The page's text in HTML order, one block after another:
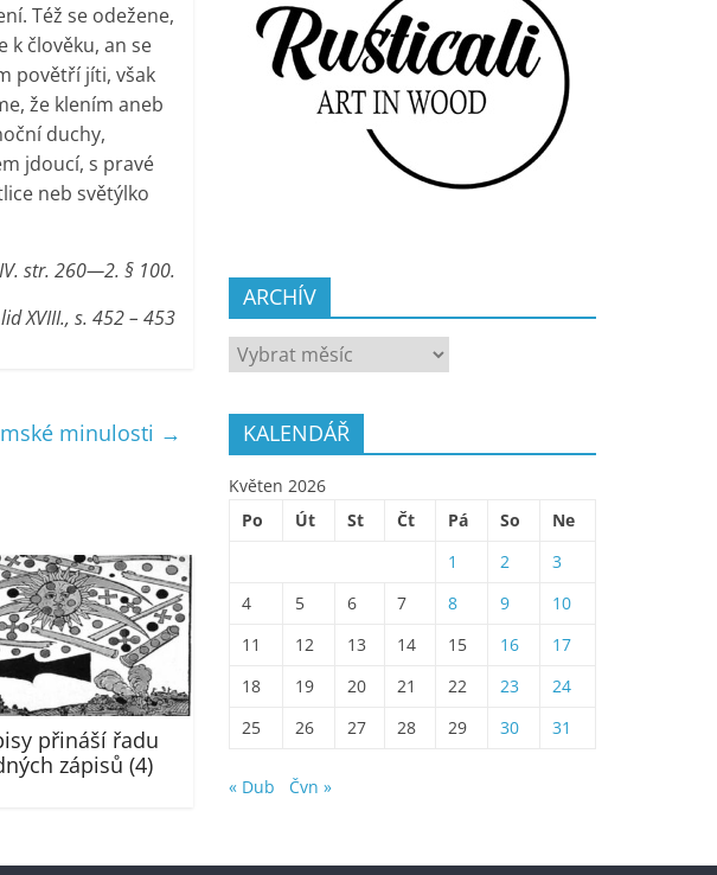
Též se odežene,
k člověku, an se
povětří jíti, však
že klením aneb
duchy,
jdoucí, s pravé
neb světýlko
str. 260—2. § 100.
XVIII., s. 452 – 453
minulosti →
přináší řadu
zápisů (4)
ARCHÍV
ARCHÍV
KALENDÁŘ
Květen 2026
Po
Út St Čt Pá So
Ne
1
2
3
4
5 6 7 8 9
10
11
12 13 14 15 16
17
18
19 20 21 22 23
24
25
26 27 28 29 30 31
« Dub Čvn »